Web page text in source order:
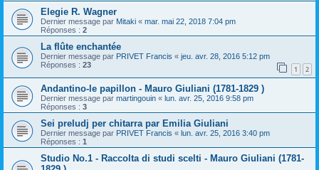
Elegie R. Wagner
Dernier message par Mitaki « mar. mai 22, 2018 7:04 pm
Réponses : 2
La flûte enchantée
Dernier message par PRIVET Francis « jeu. avr. 28, 2016 5:12 pm
Réponses : 23 1 2
Andantino-le papillon - Mauro Giuliani (1781-1829 )
Dernier message par martingouin « lun. avr. 25, 2016 9:58 pm
Réponses : 3
Sei preludj per chitarra par Emilia Giuliani
Dernier message par PRIVET Francis « lun. avr. 25, 2016 3:40 pm
Réponses : 1
Studio No.1 - Raccolta di studi scelti - Mauro Giuliani (1781-